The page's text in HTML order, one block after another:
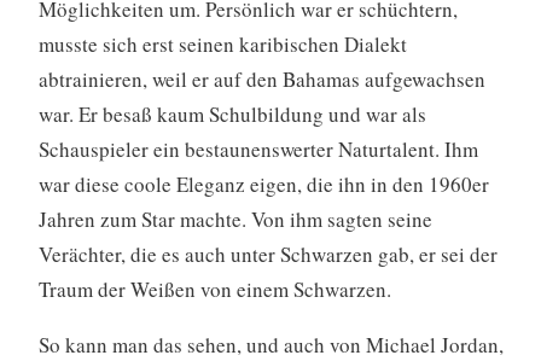
Möglichkeiten um. Persönlich war er schüchtern,
musste sich erst seinen karibischen Dialekt
abtrainieren, weil er auf den Bahamas aufgewachsen
war. Er besaß kaum Schulbildung und war als
Schauspieler ein bestaunenswerter Naturtalent. Ihm
war diese coole Eleganz eigen, die ihn in den 1960er
Jahren zum Star machte. Von ihm sagten seine
Verächter, die es auch unter Schwarzen gab, er sei der
Traum der Weißen von einem Schwarzen.
So kann man das sehen, und auch von Michael Jordan,